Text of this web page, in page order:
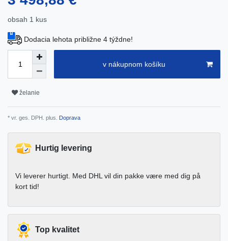
obsah 1 kus
Dodacia lehota približne 4 týždne!
v nákupnom košíku
želanie
* vr. ges. DPH. plus. Doprava
Hurtig levering
Vi leverer hurtigt. Med DHL vil din pakke være med dig på
kort tid!
Top kvalitet